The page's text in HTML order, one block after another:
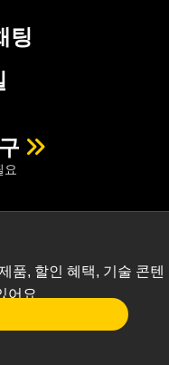
팅
요
품, 할인 혜택, 기술 콘텐
어요